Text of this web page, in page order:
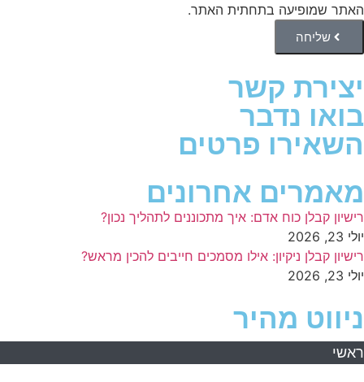
האתר שמופיעה בתחתית האתר.
שליחה
יצירת קשר
בואו נדבר
השאירו פרטים
מאמרים אחרונים
רישיון קבלן כוח אדם: איך מתכוננים לתהליך נכון?
יולי 23, 2026
רישיון קבלן ניקיון: אילו מסמכים חייבים להכין מראש?
יולי 23, 2026
ניווט מהיר
ראשי